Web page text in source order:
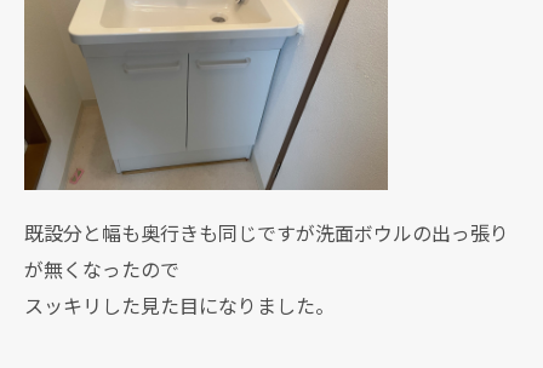
既設分と幅も奥行きも同じですが洗面ボウルの出っ張り
が無くなったので
スッキリした見た目になりました。